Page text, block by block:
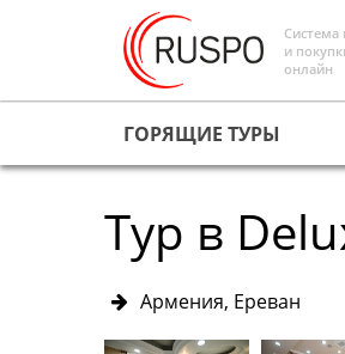
Система
и
онлайн
ГОРЯЩИЕ ТУРЫ
Тур в
Армения, Ереван